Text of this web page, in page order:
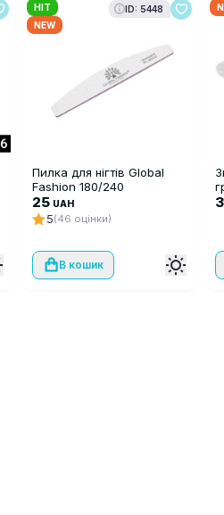
HIT
NEW
ID: 5448
Пилка для нігтів Global
Fashion 180/240
25 UAH
5(46 оцінки)
В кошик